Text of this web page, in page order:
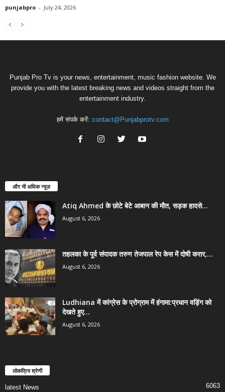
punjabpro - July 24, 2026
Punjab Pro Tv is your news, entertainment, music fashion website. We
provide you with the latest breaking news and videos straight from the
entertainment industry.
हमें संपर्क करें: contact@Punjabprotv.com
और भी अधिक न्यूज़
Atiq Ahmed के छोटे बेटे आबान की मौत, सड़क हादसे...
August 6, 2026
तहलका के पूर्व संपादक तरुण तेजपाल रेप केस में दोषी करार,...
August 6, 2026
Ludhiana में कांग्रेस के प्रोग्राम में हंगामा:प्रधान वड़िंग को
देखते हुए...
August 6, 2026
लोकप्रिय श्रेणी
latest News 6063